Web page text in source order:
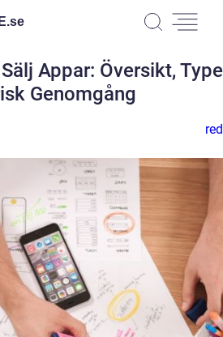
se
Appar: Översikt,
Genomgång